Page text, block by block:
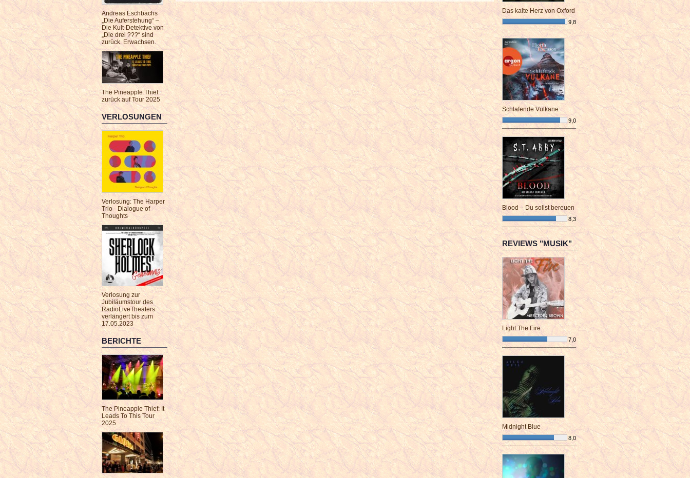
Andreas Eschbachs
„Die Auferstehung“ –
Die Kult-Detektive von
„Die drei ???“ sind
zurück. Erwachsen.
The Pineapple Thief
zurück auf Tour 2025
VERLOSUNGEN
Verlosung: The Harper
Trio - Dialogue of
Thoughts
Verlosung zur
Jubiläumstour des
RadioLiveTheaters
verlängert bis zum
17.05.2023
BERICHTE
The Pineapple Thief: It
Leads To This Tour
2025
Das kalte Herz von Oxford
9,8
¯¯¯¯¯¯¯¯¯¯¯¯¯¯¯¯¯¯¯¯¯¯¯¯
Schlafende Vulkane
9,0
¯¯¯¯¯¯¯¯¯¯¯¯¯¯¯¯¯¯¯¯¯¯¯¯
Blood – Du sollst bereuen
8,3
¯¯¯¯¯¯¯¯¯¯¯¯¯¯¯¯¯¯¯¯¯¯¯¯
REVIEWS "MUSIK"
Light The Fire
7,0
¯¯¯¯¯¯¯¯¯¯¯¯¯¯¯¯¯¯¯¯¯¯¯¯
Midnight Blue
8,0
¯¯¯¯¯¯¯¯¯¯¯¯¯¯¯¯¯¯¯¯¯¯¯¯